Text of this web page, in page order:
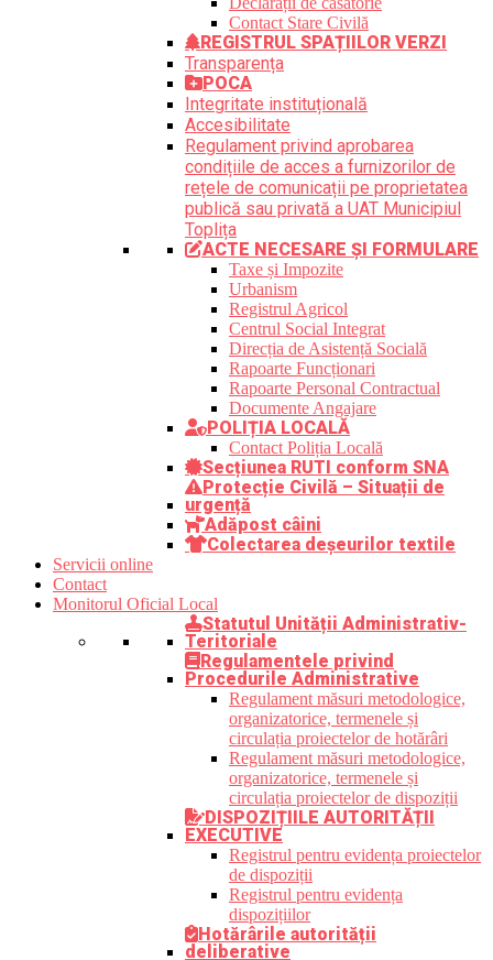
Contact Stare Civilă
REGISTRUL SPAȚIILOR VERZI
Transparența
POCA
Integritate instituțională
Accesibilitate
Regulament privind aprobarea
condițiile de acces a furnizorilor de
rețele de comunicații pe proprietatea
publică sau privată a UAT Municipiul
Toplița
ACTE NECESARE ȘI FORMULARE
Taxe și Impozite
Urbanism
Registrul Agricol
Centrul Social Integrat
Direcția de Asistență Socială
Rapoarte Funcționari
Rapoarte Personal Contractual
Documente Angajare
POLIȚIA LOCALĂ
Contact Poliția Locală
Secțiunea RUTI conform SNA
Protecție Civilă – Situații de
urgență
Adăpost câini
Colectarea deșeurilor textile
Servicii online
Contact
Monitorul Oficial Local
Statutul Unității Administrativ-
Teritoriale
Regulamentele privind
Procedurile Administrative
Regulament măsuri metodologice,
organizatorice, termenele și
circulația proiectelor de hotărâri
Regulament măsuri metodologice,
organizatorice, termenele și
circulația proiectelor de dispoziții
DISPOZIȚIILE AUTORITĂȚII
EXECUTIVE
Registrul pentru evidența proiectelor
de dispoziții
Registrul pentru evidența
dispozițiilor
Hotărârile autorității
deliberative